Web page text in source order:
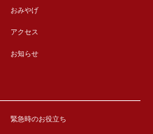
おみやげ
アクセス
お知らせ
緊急時のお役立ち